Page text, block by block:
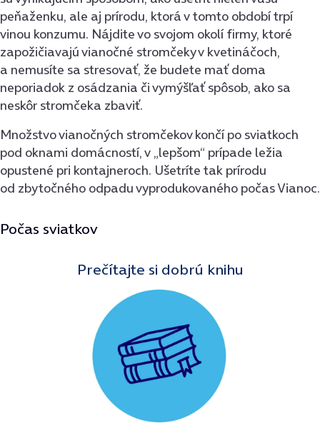
peňaženku, ale aj prírodu, ktorá v tomto období trpí
vinou konzumu. Nájdite vo svojom okolí firmy, ktoré
zapožičiavajú vianočné stromčeky v kvetináčoch,
a nemusíte sa stresovať, že budete mať doma
neporiadok z osádzania či vymýšľať spôsob, ako sa
neskôr stromčeka zbaviť.
Množstvo vianočných stromčekov končí po sviatkoch
pod oknami domácností, v „lepšom“ prípade ležia
opustené pri kontajneroch. Ušetríte tak prírodu
od zbytočného odpadu vyprodukovaného počas Vianoc.
Počas sviatkov
Prečítajte si dobrú knihu